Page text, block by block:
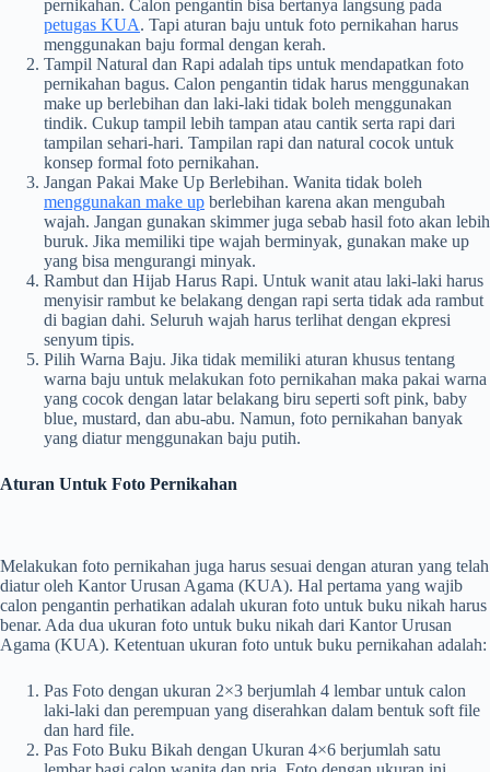
pernikahan. Calon pengantin bisa bertanya langsung pada
petugas KUA. Tapi aturan baju untuk foto pernikahan harus
menggunakan baju formal dengan kerah.
Tampil Natural dan Rapi adalah tips untuk mendapatkan foto
pernikahan bagus. Calon pengantin tidak harus menggunakan
make up berlebihan dan laki-laki tidak boleh menggunakan
tindik. Cukup tampil lebih tampan atau cantik serta rapi dari
tampilan sehari-hari. Tampilan rapi dan natural cocok untuk
konsep formal foto pernikahan.
Jangan Pakai Make Up Berlebihan. Wanita tidak boleh
menggunakan make up berlebihan karena akan mengubah
wajah. Jangan gunakan skimmer juga sebab hasil foto akan lebih
buruk. Jika memiliki tipe wajah berminyak, gunakan make up
yang bisa mengurangi minyak.
Rambut dan Hijab Harus Rapi. Untuk wanit atau laki-laki harus
menyisir rambut ke belakang dengan rapi serta tidak ada rambut
di bagian dahi. Seluruh wajah harus terlihat dengan ekpresi
senyum tipis.
Pilih Warna Baju. Jika tidak memiliki aturan khusus tentang
warna baju untuk melakukan foto pernikahan maka pakai warna
yang cocok dengan latar belakang biru seperti soft pink, baby
blue, mustard, dan abu-abu. Namun, foto pernikahan banyak
yang diatur menggunakan baju putih.
Aturan Untuk Foto Pernikahan
Melakukan foto pernikahan juga harus sesuai dengan aturan yang telah
diatur oleh Kantor Urusan Agama (KUA). Hal pertama yang wajib
calon pengantin perhatikan adalah ukuran foto untuk buku nikah harus
benar. Ada dua ukuran foto untuk buku nikah dari Kantor Urusan
Agama (KUA). Ketentuan ukuran foto untuk buku pernikahan adalah:
Pas Foto dengan ukuran 2×3 berjumlah 4 lembar untuk calon
laki-laki dan perempuan yang diserahkan dalam bentuk soft file
dan hard file.
Pas Foto Buku Bikah dengan Ukuran 4×6 berjumlah satu